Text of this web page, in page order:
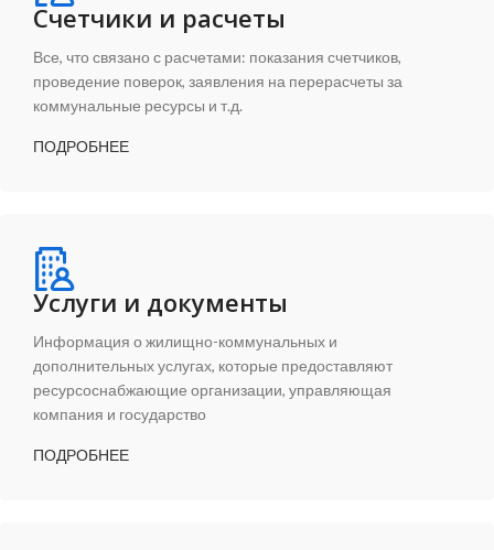
Счетчики и расчеты
Все, что связано с расчетами: показания счетчиков,
проведение поверок, заявления на перерасчеты за
коммунальные ресурсы и т.д.
ПОДРОБНЕЕ
Услуги и документы
Информация о жилищно-коммунальных и
дополнительных услугах, которые предоставляют
ресурсоснабжающие организации, управляющая
компания и государство
ПОДРОБНЕЕ